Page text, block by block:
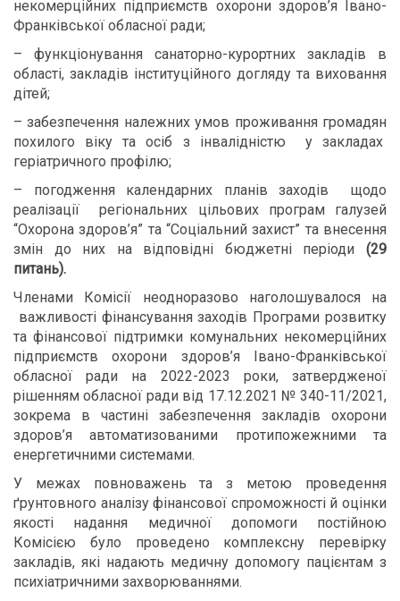
некомерційних підприємств охорони здоров’я Івано-
Франківської обласної ради;
– функціонування санаторно-курортних закладів в
області, закладів інституційного догляду та виховання
дітей;
– забезпечення належних умов проживання громадян
похилого віку та осіб з інвалідністю у закладах
геріатричного профілю;
– погодження календарних планів заходів щодо
реалізації регіональних цільових програм галузей
“Охорона здоров’я” та “Соціальний захист” та внесення
змін до них на відповідні бюджетні періоди (29
питань).
Членами Комісії неодноразово наголошувалося на
важливості фінансування заходів Програми розвитку
та фінансової підтримки комунальних некомерційних
підприємств охорони здоров’я Івано-Франківської
обласної ради на 2022-2023 роки, затвердженої
рішенням обласної ради від 17.12.2021 № 340-11/2021,
зокрема в частині забезпечення закладів охорони
здоров’я автоматизованими протипожежними та
енергетичними системами.
У межах повноважень та з метою проведення
ґрунтовного аналізу фінансової спроможності й оцінки
якості надання медичної допомоги постійною
Комісією було проведено комплексну перевірку
закладів, які надають медичну допомогу пацієнтам з
психіатричними захворюваннями.